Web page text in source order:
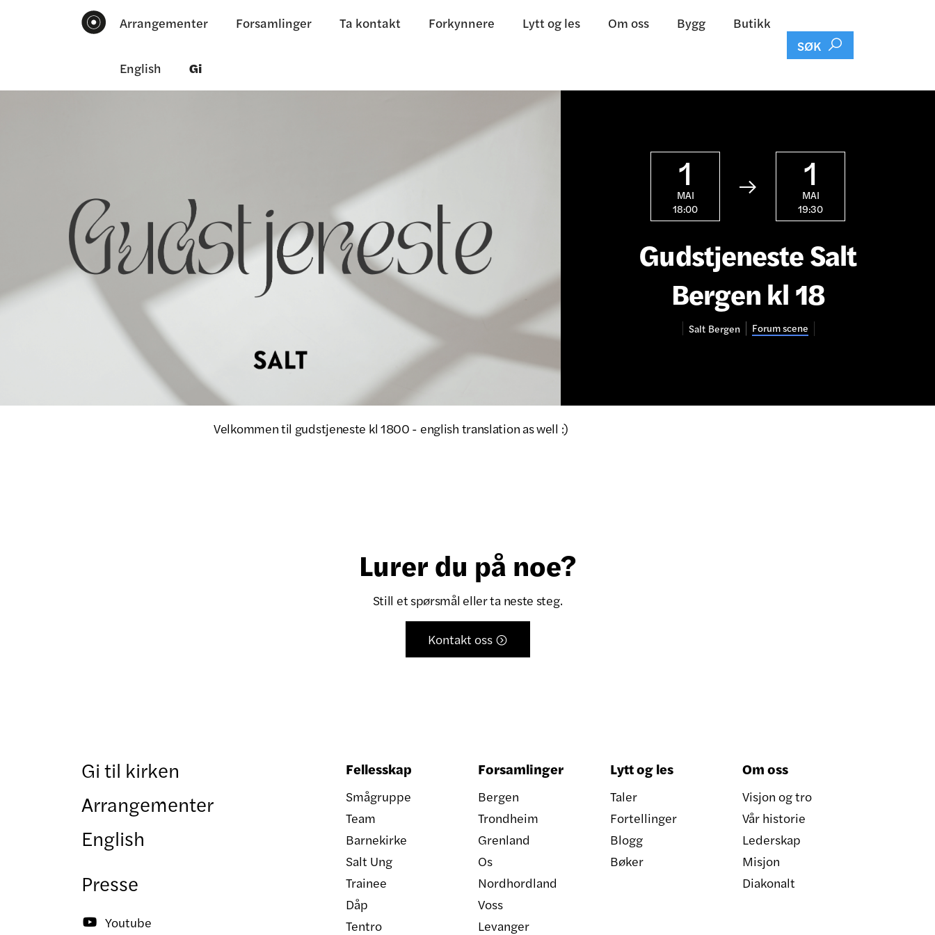
Arrangementer Forsamlinger Ta kontakt Forkynnere Lytt og les Om oss Bygg Butikk
English Gi
SØK 
1
MAI
18:00
 1
MAI
19:30
Gudstjeneste Salt
Bergen kl 18
Salt Bergen Forum scene
Velkommen til gudstjeneste kl 1800 - english translation as well :)
Lurer du på noe?
Still et spørsmål eller ta neste steg.
Kontakt oss 
Gi til kirken
Arrangementer
English
Presse

Youtube
Fellesskap
Smågruppe
Team
Barnekirke
Salt Ung
Trainee
Dåp
Tentro
Forsamlinger
Bergen
Trondheim
Grenland
Os
Nordhordland
Voss
Levanger
Lytt og les
Taler
Fortellinger
Blogg
Bøker
Om oss
Visjon og tro
Vår historie
Lederskap
Misjon
Diakonalt